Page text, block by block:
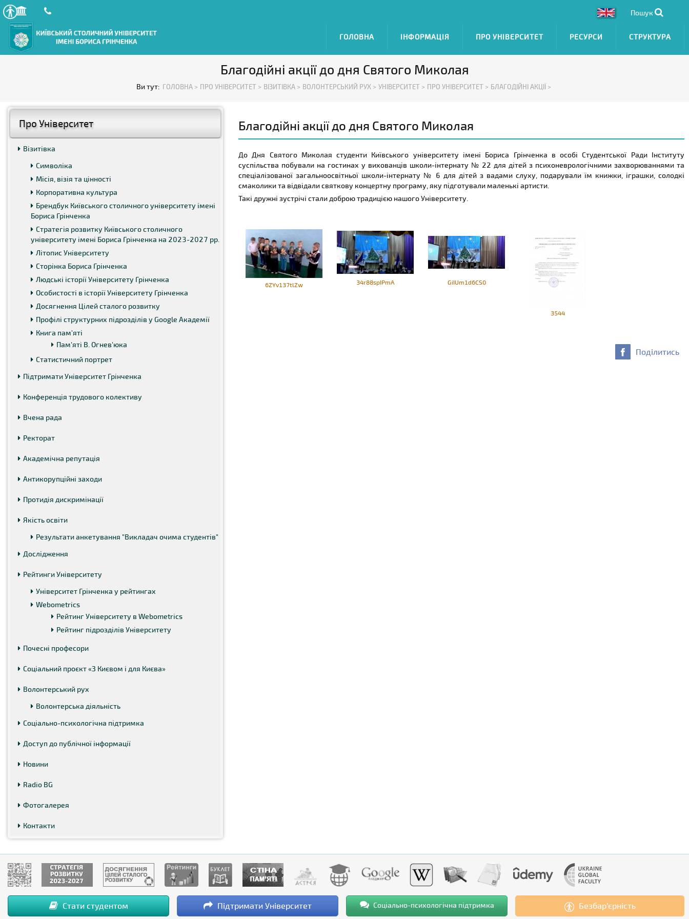
Пошук
ГОЛОВНА ІНФОРМАЦІЯ ПРО УНІВЕРСИТЕТ РЕСУРСИ СТРУКТУРА
Благодійні акції до дня Святого Миколая
Ви тут: ГОЛОВНА > ПРО УНІВЕРСИТЕТ > ВІЗИТІВКА > ВОЛОНТЕРСЬКИЙ РУХ > УНІВЕРСИТЕТ > ПРО УНІВЕРСИТЕТ > БЛАГОДІЙНІ АКЦІЇ >
Про Університет
Візитівка
Символіка
Місія, візія та цінності
Корпоративна культура
Брендбук Київського столичного університету імені
Бориса Грінченка
Стратегія розвитку Київського столичного
університету імені Бориса Грінченка на 2023-2027 рр.
Літопис Університету
Сторінка Бориса Грінченка
Людські історії Університету Грінченка
Особистості в історії Університету Грінченка
Досягнення Цілей сталого розвитку
Профілі структурних підрозділів у Google Академії
Книга пам'яті
Пам'яті В. Огнев'юка
Статистичний портрет
Підтримати Університет Грінченка
Конференція трудового колективу
Вчена рада
Ректорат
Академічна репутація
Антикорупційні заходи
Протидія дискримінації
Якість освіти
Результати анкетування "Викладач очима студентів"
Дослідження
Рейтинги Університету
Університет Грінченка у рейтингах
Webometrics
Рейтинг Університету в Webometrics
Рейтинг підрозділів Університету
Почесні професори
Соціальний проєкт «З Києвом і для Києва»
Волонтерський рух
Волонтерська діяльність
Соціально-психологічна підтримка
Доступ до публічної інформації
Новини
Radio BG
Фотогалерея
Контакти
Благодійні акції до дня Святого Миколая
До Дня Святого Миколая студенти Київського університету імені Бориса Грінченка в особі Студентської Ради Інституту
суспільства побували на гостинах у вихованців школи-інтернату № 22 для дітей з психоневрологічними захворюваннями та
спеціалізованої загальноосвітньої школи-інтернату № 6 для дітей з вадами слуху, подарували їм книжки, іграшки, солодкі
смаколики та відвідали святкову концертну програму, яку підготували маленькі артисти.
Такі дружні зустрічі стали доброю традицією нашого Університету.
6ZYv137tlZw 34r88spIPmA GiIUm1d6CS0
3544
Поділитись
Стати студентом Підтримати Університет Соціально-психологічна підтримка Безбар’єрність